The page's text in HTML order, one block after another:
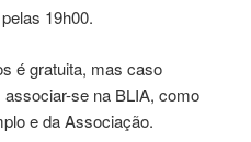
19h00.
é gratuita, mas caso
se na BLIA, como
e da Associação.